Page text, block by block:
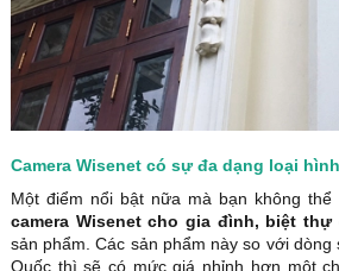
Camera Wisenet có sự đa dạng loại
Một điểm nổi bật nữa mà bạn không thể
camera Wisenet cho gia đình, biệt thự
sản phẩm. Các sản phẩm này so với dòng
Quốc thì sẽ có mức giá nhỉnh hơn một